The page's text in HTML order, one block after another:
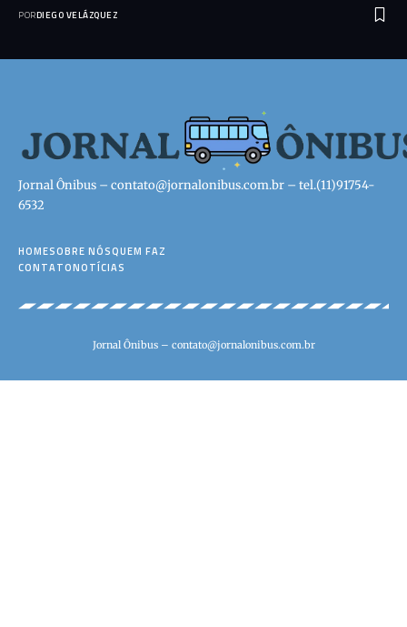
PORDIEGO VELÁZQUEZ
Jornal Ônibus – contato@jornalonibus.com.br – tel.(11)91754-
6532
HOMESOBRE NÓSQUEM FAZ
CONTATONOTÍCIAS
Jornal Ônibus – contato@jornalonibus.com.br